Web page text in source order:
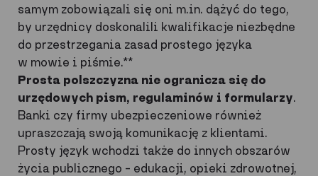
samym zobowiązali się oni m.in. dążyć do tego,
by urzędnicy doskonalili kwalifikacje niezbędne
do przestrzegania zasad prostego języka
w mowie i piśmie.**
Prosta polszczyzna nie ogranicza się do
urzędowych pism, regulaminów i formularzy.
Banki czy firmy ubezpieczeniowe również
upraszczają swoją komunikację z klientami.
Prosty język wchodzi także do innych obszarów
życia publicznego – edukacji, opieki zdrowotnej,